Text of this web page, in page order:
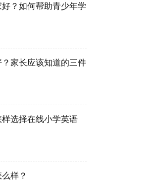
？如何帮助青少年学
家长应该知道的三件
选择在线小学英语
样？